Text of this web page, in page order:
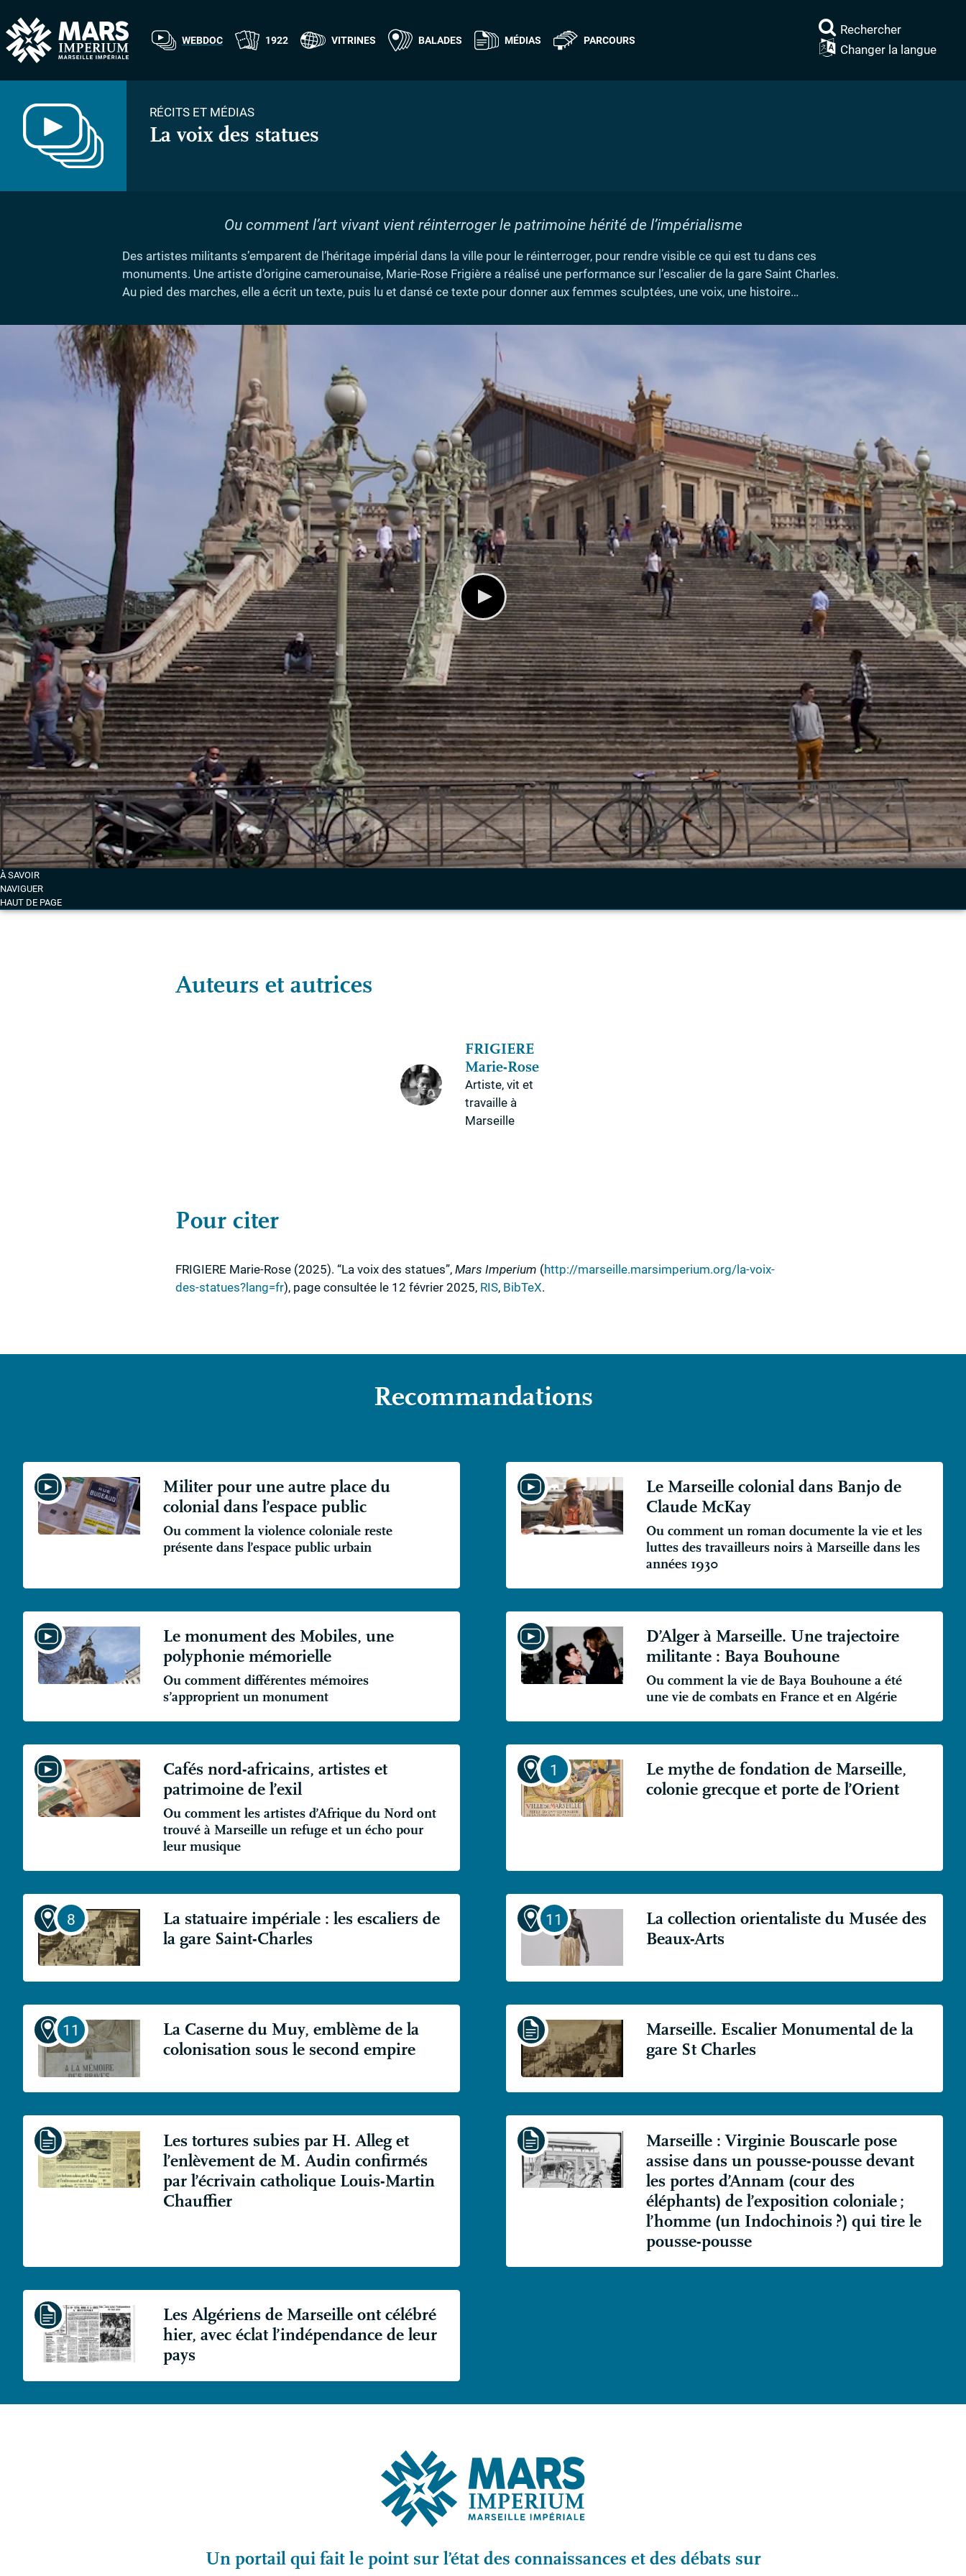
WEBDOC 1922 VITRINES BALADES MÉDIAS PARCOURS
Rechercher
Changer la langue
RÉCITS ET MÉDIAS
La voix des statues
Ou comment l’art vivant vient réinterroger le patrimoine hérité de l’impérialisme
Des artistes militants s’emparent de l’héritage impérial dans la ville pour le réinterroger, pour rendre visible ce qui est tu dans ces
monuments. Une artiste d’origine camerounaise, Marie-Rose Frigière a réalisé une performance sur l’escalier de la gare Saint Charles.
Au pied des marches, elle a écrit un texte, puis lu et dansé ce texte pour donner aux femmes sculptées, une voix, une histoire…
À SAVOIR
NAVIGUER
HAUT DE PAGE
Auteurs et autrices
FRIGIERE
Marie-Rose
Artiste, vit et
travaille à
Marseille
Pour citer
FRIGIERE Marie-Rose (2025).“La voix des statues”,Mars Imperium (http://marseille.marsimperium.org/la-voix-
des-statues?lang=fr), page consultée le 12 février 2025, RIS, BibTeX.
Recommandations
Militer pour une autre place du
colonial dans l’espace public
Ou comment la violence coloniale reste
présente dans l’espace public urbain
Le Marseille colonial dans Banjo de
Claude McKay
Ou comment un roman documente la vie et les
luttes des travailleurs noirs à Marseille dans les
années 1930
Le monument des Mobiles, une
polyphonie mémorielle
Ou comment différentes mémoires
s’approprient un monument
D’Alger à Marseille. Une trajectoire
militante : Baya Bouhoune
Ou comment la vie de Baya Bouhoune a été
une vie de combats en France et en Algérie
Cafés nord-africains, artistes et
patrimoine de l’exil
Ou comment les artistes d’Afrique du Nord ont
trouvé à Marseille un refuge et un écho pour
leur musique
Le mythe de fondation de Marseille,
colonie grecque et porte de l’Orient
La statuaire impériale : les escaliers de
la gare Saint-Charles
La collection orientaliste du Musée des
Beaux-Arts
La Caserne du Muy, emblème de la
colonisation sous le second empire
Marseille. Escalier Monumental de la
gare St Charles
Les tortures subies par H. Alleg et
l’enlèvement de M. Audin confirmés
par l’écrivain catholique Louis-Martin
Chauffier
Marseille : Virginie Bouscarle pose
assise dans un pousse-pousse devant
les portes d’Annam (cour des
éléphants) de l’exposition coloniale;
l’homme (un Indochinois ?) qui tire le
pousse-pousse
Les Algériens de Marseille ont célébré
hier, avec éclat l’indépendance de leur
pays
Un portail qui fait le point sur l’état des connaissances et des débats sur